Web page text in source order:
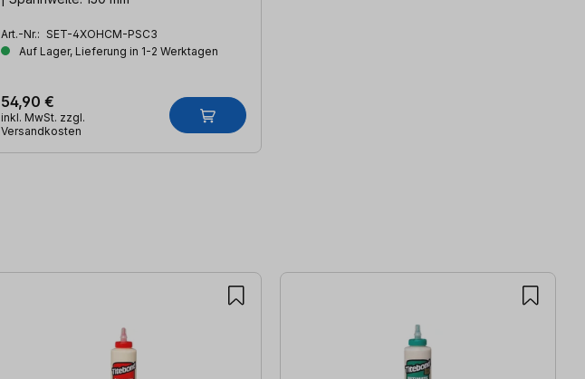
Art.-Nr.: SET-4XOHCM-PSC3
Auf Lager, Lieferung in 1-2 Werktagen
54,90 €
inkl. MwSt. zzgl.
Versandkosten